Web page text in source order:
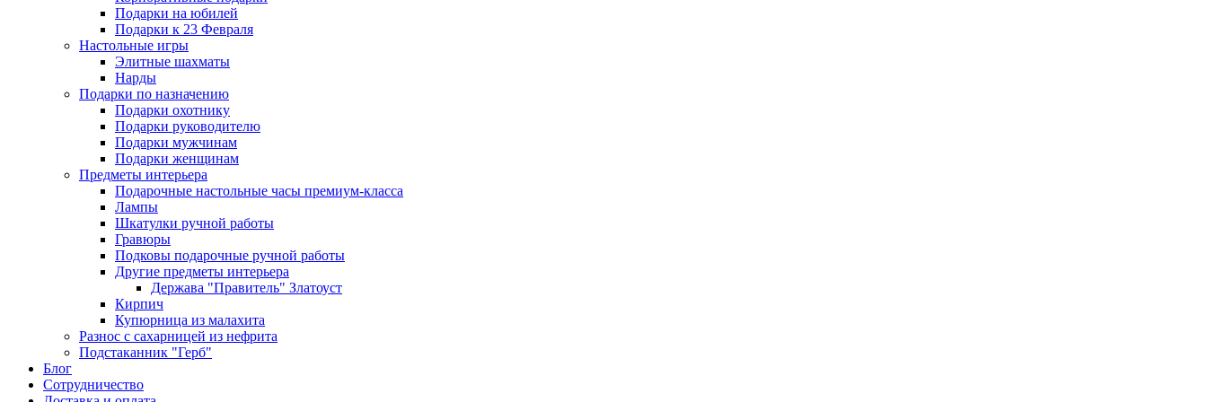
Подарки на юбилей
Подарки к 23 Февраля
Настольные игры
Элитные шахматы
Нарды
Подарки по назначению
Подарки охотнику
Подарки руководителю
Подарки мужчинам
Подарки женщинам
Предметы интерьера
Подарочные настольные часы премиум-класса
Лампы
Шкатулки ручной работы
Гравюры
Подковы подарочные ручной работы
Другие предметы интерьера
Держава "Правитель" Златоуст
Кирпич
Купюрница из малахита
Разнос с сахарницей из нефрита
Подстаканник "Герб"
Блог
Сотрудничество